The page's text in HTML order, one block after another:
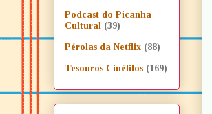
Podcast do Picanha
Cultural (39)
Pérolas da Netflix (88)
Tesouros Cinéfilos (169)